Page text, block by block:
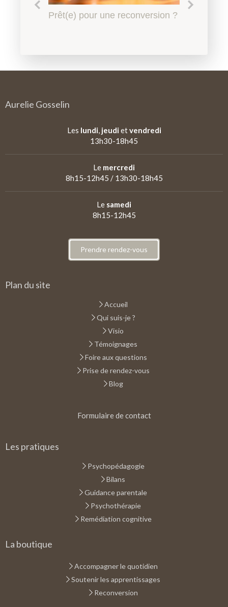
Le harcèlement scolaire à
Prêt(e) pour une reconversion ?
Quel accompagnement en
Qu'est-ce qu'un
Aurelie Gosselin
Les lundi jeudi etvendredi
13h30-18h45
Le mercredi
8h15-12h45 / 13h30-18h45
Le samedi
8h15-12h45
Prendre rendez-vous
Plan du site
Accueil
Qui suis-je ?
Visio
Témoignages
Foire aux questions
Prise de rendez-vous
Blog
Formulaire de contact
Les pratiques
Psychopédagogie
Bilans
Guidance parentale
Psychothérapie
Remédiation cognitive
La boutique
Accompagner le quotidien
Soutenir les apprentissages
Reconversion